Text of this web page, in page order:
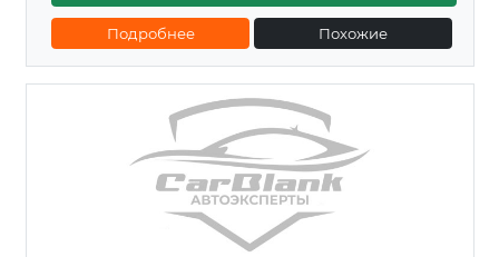
Подробнее Похожие